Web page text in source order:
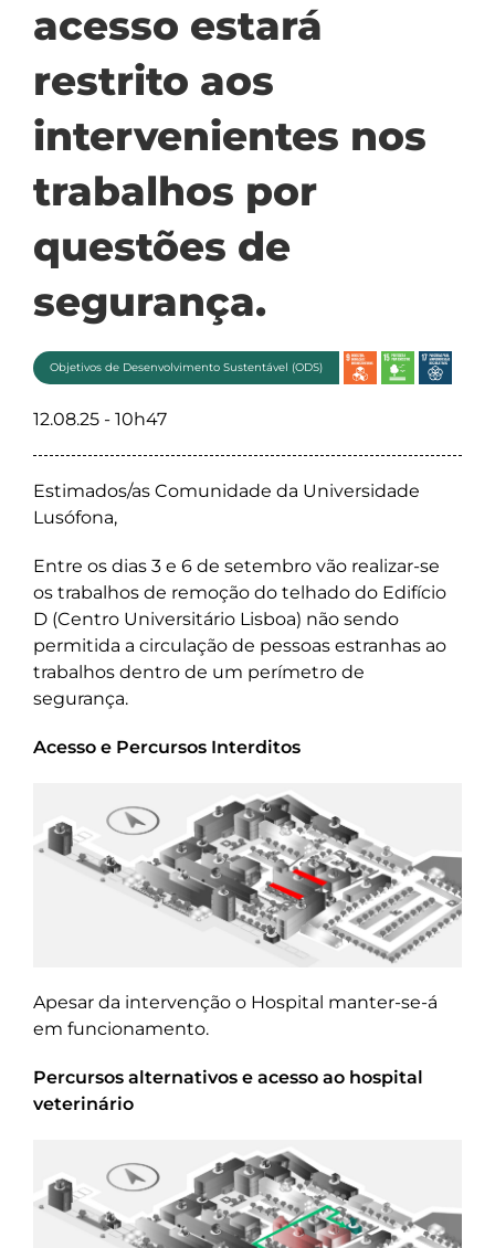
acesso estará
restrito aos
intervenientes nos
trabalhos por
questões de
segurança.
Objetivos de Desenvolvimento Sustentável (ODS)
12.08.25 - 10h47
Estimados/as Comunidade da Universidade
Lusófona,
Entre os dias 3 e 6 de setembro vão realizar-se
os trabalhos de remoção do telhado do Edifício
D (Centro Universitário Lisboa) não sendo
permitida a circulação de pessoas estranhas ao
trabalhos dentro de um perímetro de
segurança.
Acesso e Percursos Interditos
Apesar da intervenção o Hospital manter-se-á
em funcionamento.
Percursos alternativos e acesso ao hospital
veterinário